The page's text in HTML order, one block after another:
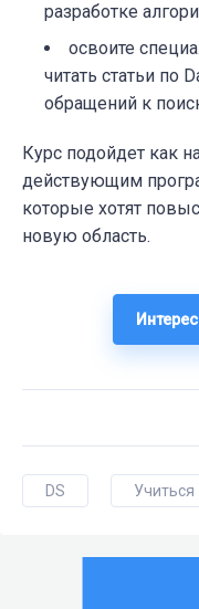
разработке
освоите
читать статьи по
обращений к
Курс подойдет как
действующим
которые хотят
новую область.
DS Учиться